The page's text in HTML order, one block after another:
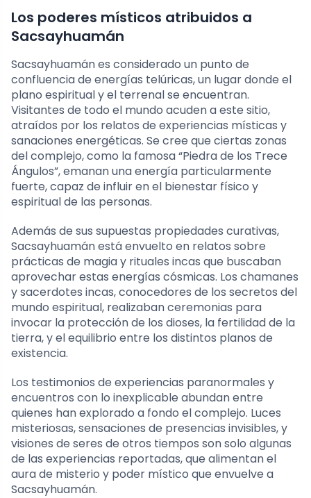
Los poderes místicos atribuidos a
Sacsayhuamán
Sacsayhuamán es considerado un punto de
confluencia de energías telúricas, un lugar donde el
plano espiritual y el terrenal se encuentran.
Visitantes de todo el mundo acuden a este sitio,
atraídos por los relatos de experiencias místicas y
sanaciones energéticas. Se cree que ciertas zonas
del complejo, como la famosa “Piedra de los Trece
Ángulos”, emanan una energía particularmente
fuerte, capaz de influir en el bienestar físico y
espiritual de las personas.
Además de sus supuestas propiedades curativas,
Sacsayhuamán está envuelto en relatos sobre
prácticas de magia y rituales incas que buscaban
aprovechar estas energías cósmicas. Los chamanes
y sacerdotes incas, conocedores de los secretos del
mundo espiritual, realizaban ceremonias para
invocar la protección de los dioses, la fertilidad de la
tierra, y el equilibrio entre los distintos planos de
existencia.
Los testimonios de experiencias paranormales y
encuentros con lo inexplicable abundan entre
quienes han explorado a fondo el complejo. Luces
misteriosas, sensaciones de presencias invisibles, y
visiones de seres de otros tiempos son solo algunas
de las experiencias reportadas, que alimentan el
aura de misterio y poder místico que envuelve a
Sacsayhuamán.